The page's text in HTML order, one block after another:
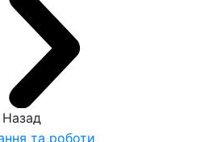
Назад
та роботи